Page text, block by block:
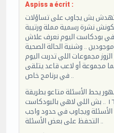
Aspiss a écrit :
بش يجاوب على تساؤلات
نشرة رسمية مملة ورتيبة
في بودكاست اليوم نعرف علاش
.. وشنية الحالة الصحية
مجموعات اللي تدربت اليوم
مجموعة أو لاعب قاعد يتلقى
في برنامج خاص ..
يحط الأسئلة متاعو بطريقة
ساهلة .. قبل الساعة ١٦ .. بش اللي لاهي بالبودكاست
ويجاوب في حدود واجب
التحفظ على بعض الأسئلة ..